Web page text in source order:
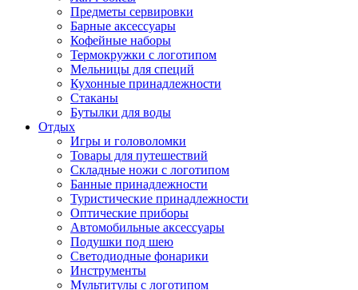
Предметы сервировки
Барные аксессуары
Кофейные наборы
Термокружки с логотипом
Мельницы для специй
Кухонные принадлежности
Стаканы
Бутылки для воды
Отдых
Игры и головоломки
Товары для путешествий
Складные ножи с логотипом
Банные принадлежности
Туристические принадлежности
Оптические приборы
Автомобильные аксессуары
Подушки под шею
Светодиодные фонарики
Инструменты
Мультитулы с логотипом